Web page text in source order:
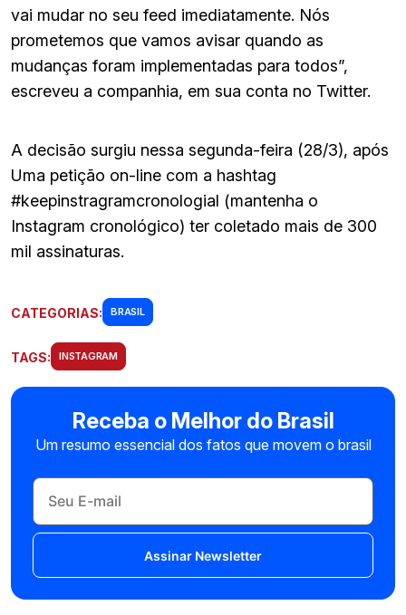
vai mudar no seu feed imediatamente. Nós
prometemos que vamos avisar quando as
mudanças foram implementadas para todos”,
escreveu a companhia, em sua conta no Twitter.
A decisão surgiu nessa segunda-feira (28/3), após
Uma petição on-line com a hashtag
#keepinstragramcronologial (mantenha o
Instagram cronológico) ter coletado mais de 300
mil assinaturas.
CATEGORIAS: BRASIL
TAGS: INSTAGRAM
Receba o Melhor do Brasil
Um resumo essencial dos fatos que movem o brasil
Assinar Newsletter